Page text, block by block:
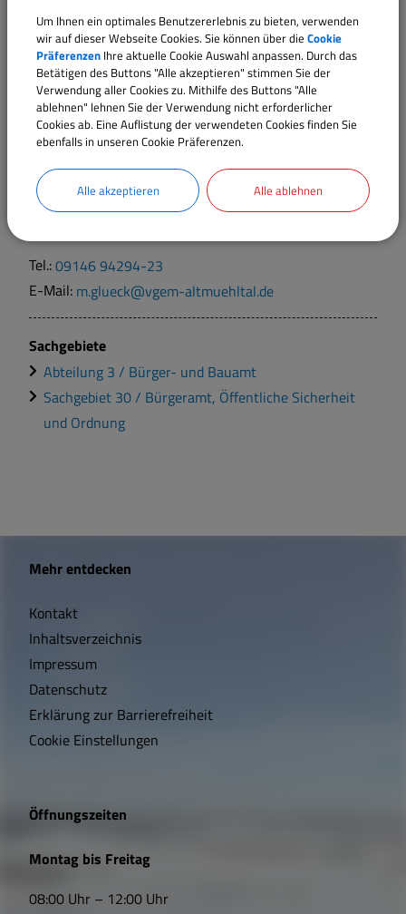
Kosten
Rechtsgrundlagen
Verantwortliche Behörde
Ansprechpartner:
Tel.:09146 94294-23
E-Mail: m.glueck@vgem-altmuehltal.de
Sachgebiete
Abteilung 3 / Bürger- und Bauamt
Sachgebiet 30 / Bürgeramt, Öffentliche Sicherheit
und Ordnung
W
c
h
t
i
e
L
Mehr entdecken
Kontakt
Inhaltsverzeichnis
Impressum
Datenschutz
Erklärung zur Barrierefreiheit
Cookie Einstellungen
Öffnungszeiten
Montag bis Freitag
08:00 Uhr – 12:00 Uhr
Um Ihnen ein optimales Benutzererlebnis zu bieten, verwenden
wir auf dieser Webseite Cookies. Sie können über die Cookie
Präferenzen Ihre aktuelle Cookie Auswahl anpassen. Durch das
Betätigen des Buttons "Alle akzeptieren" stimmen Sie der
Verwendung aller Cookies zu. Mithilfe des Buttons "Alle
ablehnen" lehnen Sie der Verwendung nicht erforderlicher
Cookies ab. Eine Auflistung der verwendeten Cookies finden Sie
ebenfalls in unseren Cookie Präferenzen.
Alle akzeptieren Alle ablehnen